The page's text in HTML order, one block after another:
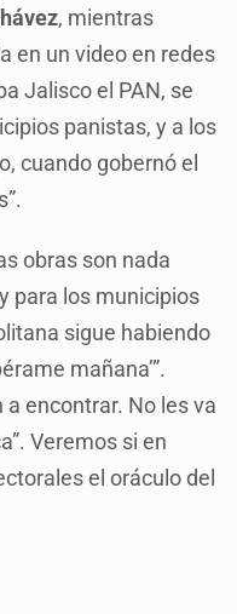
, mientras
en un video en redes
Jalisco el PAN, se
panistas, y a los
cuando gobernó el
obras son nada
para los municipios
sigue habiendo
mañana’”.
a encontrar. No les va
Veremos si en
el oráculo del